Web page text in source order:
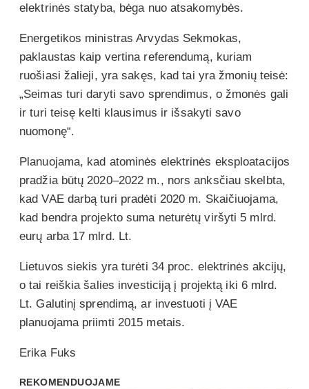
elektrinės statyba, bėga nuo atsakomybės.
Energetikos ministras Arvydas Sekmokas,
paklaustas kaip vertina referendumą, kuriam
ruošiasi žalieji, yra sakęs, kad tai yra žmonių teisė:
„Seimas turi daryti savo sprendimus, o žmonės gali
ir turi teisę kelti klausimus ir išsakyti savo
nuomonę“.
Planuojama, kad atominės elektrinės eksploatacijos
pradžia būtų 2020–2022 m., nors anksčiau skelbta,
kad VAE darbą turi pradėti 2020 m. Skaičiuojama,
kad bendra projekto suma neturėtų viršyti 5 mlrd.
eurų arba 17 mlrd. Lt.
Lietuvos siekis yra turėti 34 proc. elektrinės akcijų,
o tai reiškia šalies investiciją į projektą iki 6 mlrd.
Lt. Galutinį sprendimą, ar investuoti į VAE
planuojama priimti 2015 metais.
Erika Fuks
REKOMENDUOJAME